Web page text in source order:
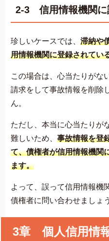
2-3 信用情報機関に
珍しいケースでは、 滞納や
用情報機関に登録されてい
この場合は、心当たりがな
請求をして事故情報を削除
ん。
ただし、本当に心当たりが
難しいため、 事故情報を登
て、債権者が信用情報機関
ます。
よって、誤って信用情報機
債権者に問い合わせましょう
3章 個人信用情